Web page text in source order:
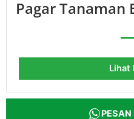
Pagar Tanaman
Lihat